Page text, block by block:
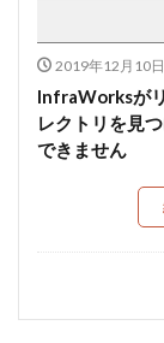
2019年12月10日
InfraWorksが
レクトリを見
できません